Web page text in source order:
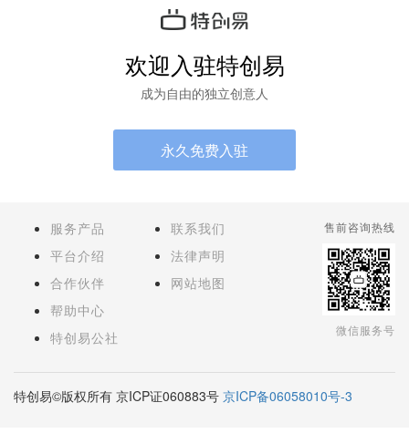
欢迎入驻特创易
成为自由的独立创意人
永久免费入驻
服务产品
平台介绍
合作伙伴
帮助中心
特创易公社
联系我们
法律声明
网站地图
售前咨询热线
微信服务号
特创易©版权所有 京ICP证060883号 京ICP备06058010号-3